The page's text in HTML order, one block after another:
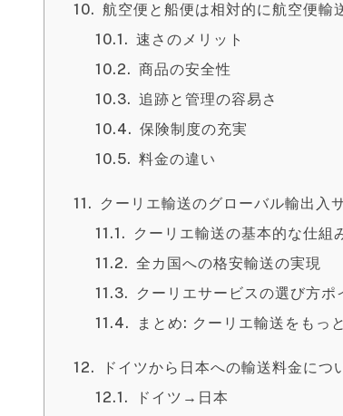
航空便と船便は相対的に航空便輸
速さのメリット
商品の安全性
追跡と管理の容易さ
保険制度の充実
料金の違い
クーリエ輸送のグローバル輸出入
クーリエ輸送の基本的な仕組
全カ国への格安輸送の実現
クーリエサービスの選び方ポ
まとめ: クーリエ輸送をもっ
ドイツから日本への輸送料金につ
ドイツ→日本